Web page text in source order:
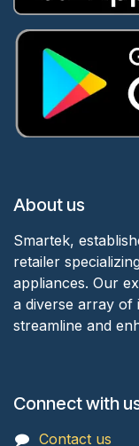
About us
Smartek,
retailer
appliances. Our
a diverse array of
streamline and
Connect with
Contact us